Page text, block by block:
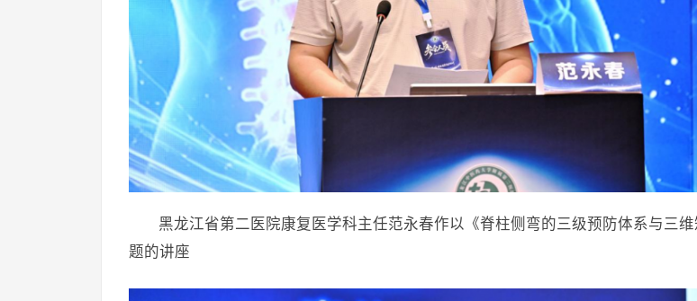
黑龙江省第二医院康复医学科主任范永春作以《脊柱侧弯的三级预防体系与三
题的讲座